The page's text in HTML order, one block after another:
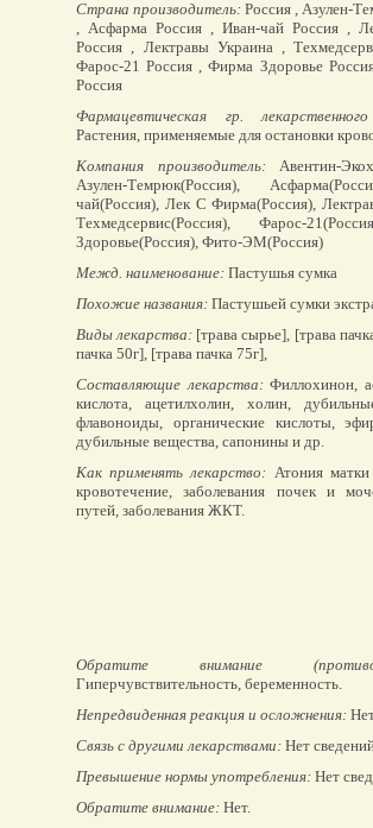
Страна производитель: Россия , Азулен-
, Асфарма Россия , Иван-чай Россия ,
Россия , Лектравы Украина ,
Фарос-21 Россия , Фирма Здоровье
Россия
Фармацевтическая гр.
Растения, применяемые для остановки
Компания производитель:Авентин-
Азулен-Темрюк(Россия),
чай(Россия), Лек С Фирма(Россия),
Техмедсервис(Россия), Фарос-
Здоровье(Россия), Фито-ЭМ(Россия)
Межд. наименование: Пастушья сумка
Похожие названия: Пастушьей сумки
Виды лекарства: [трава сырье], [трава
пачка 50г], [трава пачка 75г],
Составляющие лекарства:Филлохинон,
кислота, ацетилхолин, холин,
флавоноиды, органические кислоты,
дубильные вещества, сапонины и др.
Как применять лекарство: Атония
кровотечение, заболевания почек и
путей, заболевания ЖКТ.
Обратите внимание
Гиперчувствительность, беременность.
Непредвиденная реакция и осложнения:
Связь с другими лекарствами: Нет
Превышение нормы употребления: Нет
Обратите внимание: Нет.